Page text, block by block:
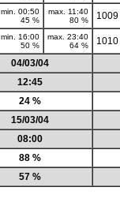
min. 00:50
45 %
max. 11:40
80 %
min. 16:00
50 %
max. 23:40
64 %
04/03/04
12:45
24 %
15/03/04
08:00
88 %
57 %